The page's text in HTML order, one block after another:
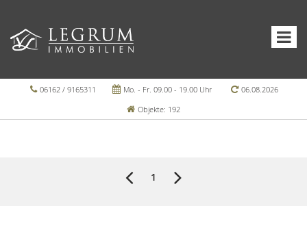
06162 / 9165311 Mo. - Fr. 09.00 - 19.00 Uhr
06.08.2026
Objekte: 192
1